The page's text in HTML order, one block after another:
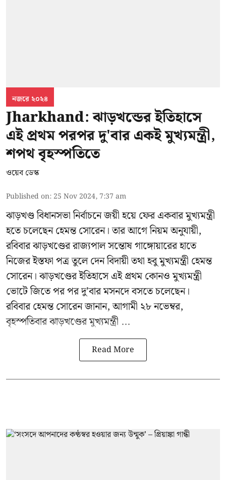
নজরে ২০২৪
Jharkhand: ঝাড়খন্ডের ইতিহাসে
এই প্রথম পরপর দু'বার একই মুখ্যমন্ত্রী,
শপথ বৃহস্পতিতে
ওয়েব ডেস্ক
Published on: 25 Nov 2024, 7:37 am
ঝাড়খণ্ড বিধানসভা নির্বাচনে জয়ী হয়ে ফের একবার মুখ্যমন্ত্রী
হতে চলেছেন হেমন্ত সোরেন। তার আগে নিয়ম অনুযায়ী,
রবিবার ঝাড়খণ্ডের রাজ্যপাল সন্তোষ গাঙ্গোয়ারের হাতে
নিজের ইস্তফা পত্র তুলে দেন বিদায়ী তথা হবু মুখ্যমন্ত্রী হেমন্ত
সোরেন। ঝাড়খণ্ডের ইতিহাসে এই প্রথম কোনও মুখ্যমন্ত্রী
ভোটে জিতে পর পর দু’বার মসনদে বসতে চলেছেন।
রবিবার হেমন্ত সোরেন জানান, আগামী ২৮ নভেম্বর,
বৃহস্পতিবার ঝাড়খণ্ডের মুখ্যমন্ত্রী ...
Read More